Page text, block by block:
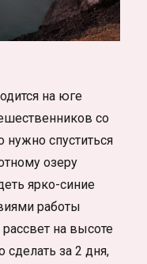
на юге
со
нужно спуститься
озеру
ярко-синие
работы
на высоте
за 2 дня,